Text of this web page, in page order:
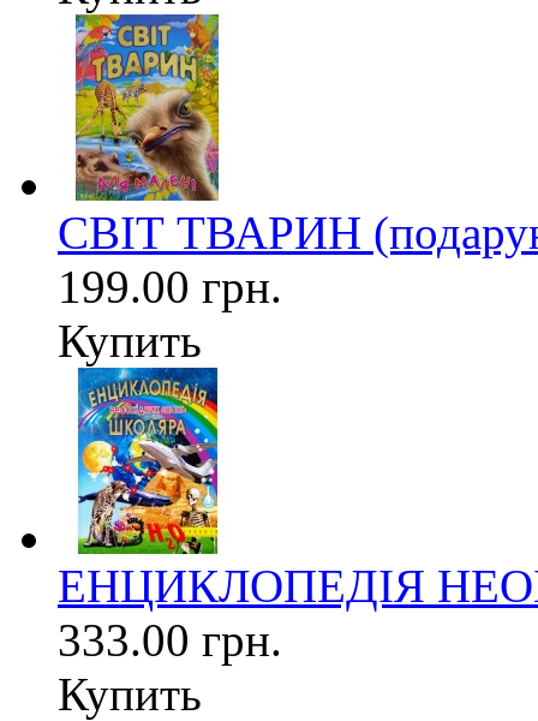
СВІТ ТВАРИН
199.00 грн.
Купить
ЕНЦИКЛОПЕДІЯ
333.00 грн.
Купить